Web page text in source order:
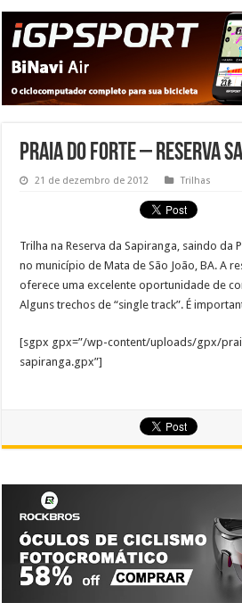
Praia do Forte – Reserva
21 de dezembro de 2012 Trilhas
Trilha na Reserva da Sapiranga, saindo da
no município de Mata de São João, BA. A
oferece uma excelente oportunidade de
Alguns trechos de “single track”. É
[sgpx gpx=”/wp-content/uploads/gpx/
sapiranga.gpx”]